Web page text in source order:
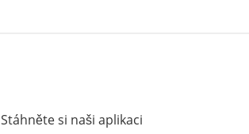
Stáhněte si naši aplikaci